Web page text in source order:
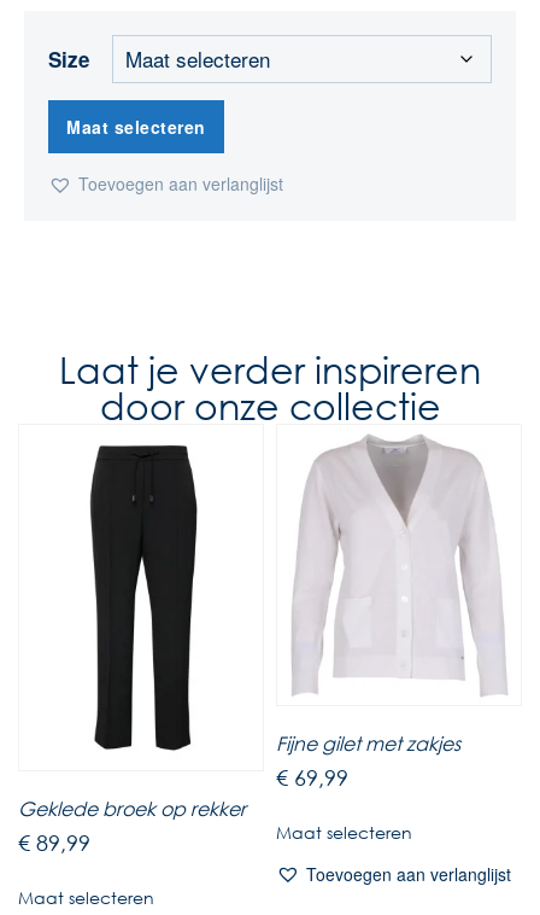
Size
Maat selecteren
Toevoegen aan verlanglijst
Laat je verder inspireren
door onze collectie
Geklede broek op rekker
€ 89,99
Maat selecteren
Fijne gilet met zakjes
€ 69,99
Maat selecteren
Toevoegen aan verlanglijst